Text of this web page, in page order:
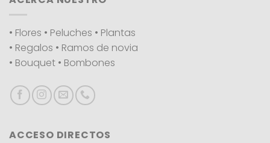
• Flores • Peluches • Plantas
• Regalos • Ramos de novia
• Bouquet • Bombones
ACCESO DIRECTOS